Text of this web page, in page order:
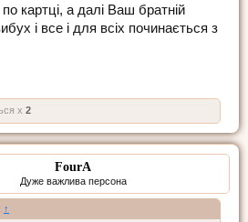
картці, а далі Ваш братній
і все і для всіх починається з
x 2
FourA
Дуже важлива персона
↑